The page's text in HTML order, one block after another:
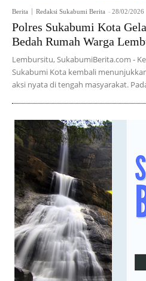
Berita Redaksi Sukabumi Berita - 28/02/2026
Polres Sukabumi Kota
Bedah Rumah Warga
Lembursitu, SukabumiBerita.com -
Sukabumi Kota kembali
aksi nyata di tengah masyarakat.